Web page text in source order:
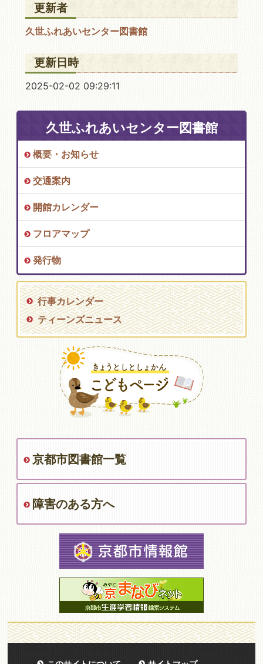
更新者
久世ふれあいセンター図書館
更新日時
2025-02-02 09:29:11
久世ふれあいセンター図書館
概要・お知らせ
交通案内
開館カレンダー
フロアマップ
発行物
行事カレンダー
ティーンズニュース
京都市図書館一覧
障害のある方へ